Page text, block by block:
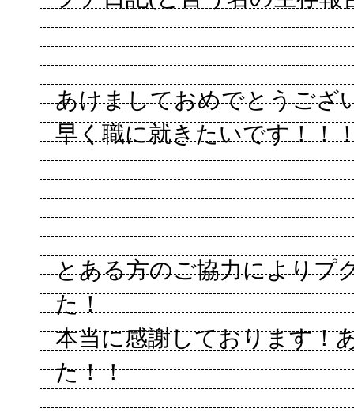
あけましておめでとうござ
早く職に就きたいです！！
とある方のご協力によりプ
た！
本当に感謝しております！
た！！